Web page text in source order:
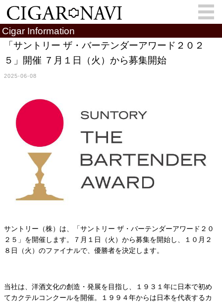
会員登録 お問い合わせ サインイン
Cigar Information
Memorandum
Cigar Information
「サントリー ザ・バーテンダーアワード２０２
５」開催 ７月１日（火）から募集開始
2025-06-08
サントリー（株）は、「サントリー ザ・バーテンダーアワード２０
２５」を開催します。７月１日（火）から募集を開始し、１０月２
８日（火）のファイナルで、優勝者を決定します。
当社は、洋酒文化の創造・発展を目指し、１９３１年に日本で初め
てカクテルコンクールを開催。１９９４年からは日本を代表するカ